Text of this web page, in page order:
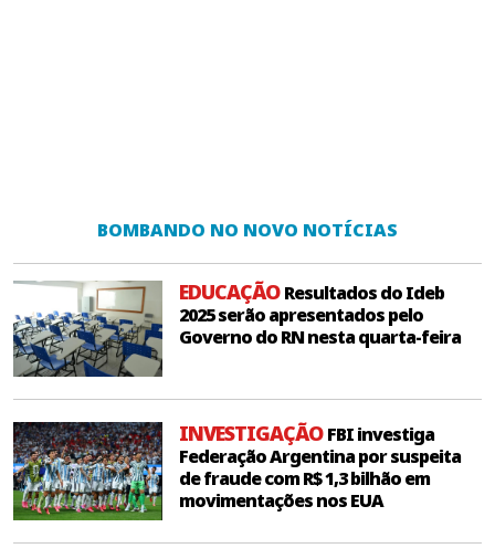
BOMBANDO NO NOVO NOTÍCIAS
EDUCAÇÃOResultados do Ideb
2025 serão apresentados pelo
Governo do RN nesta quarta-feira
INVESTIGAÇÃOFBI investiga
Federação Argentina por suspeita
de fraude com R$ 1,3 bilhão em
movimentações nos EUA